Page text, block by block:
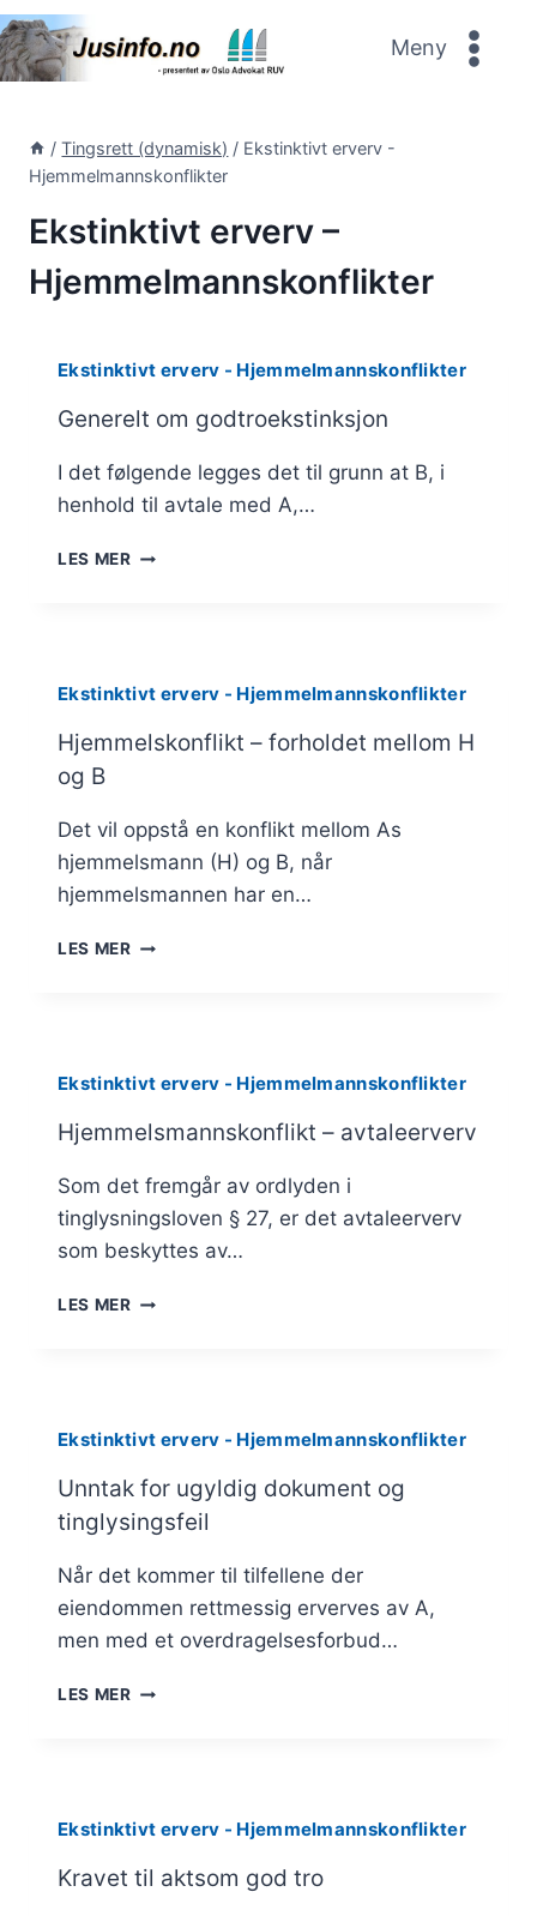
Skip
to
content
Meny
/ Tingsrett (dynamisk) / Ekstinktivt erverv -
Hjemmelmannskonflikter
Ekstinktivt erverv –
Hjemmelmannskonflikter
Ekstinktivt erverv - Hjemmelmannskonflikter
Generelt om godtroekstinksjon
I det følgende legges det til grunn at B, i
henhold til avtale med A,…
LES MERGENERELT
Ekstinktivt erverv - Hjemmelmannskonflikter
Hjemmelskonflikt – forholdet mellom H
og B
Det vil oppstå en konflikt mellom As
hjemmelsmann (H) og B, når
hjemmelsmannen har en…
LES MERHJEMMELSKONFLIKT
B
Ekstinktivt erverv - Hjemmelmannskonflikter
Hjemmelsmannskonflikt – avtaleerverv
Som det fremgår av ordlyden i
tinglysningsloven § 27, er det avtaleerverv
som beskyttes av…
LES MERHJEMMELSMANNSKONFLIKT
Ekstinktivt erverv - Hjemmelmannskonflikter
Unntak for ugyldig dokument og
tinglysingsfeil
Når det kommer til tilfellene der
eiendommen rettmessig erverves av A,
men med et overdragelsesforbud…
LES MERUNNTAK
Ekstinktivt erverv - Hjemmelmannskonflikter
Kravet til aktsom god tro